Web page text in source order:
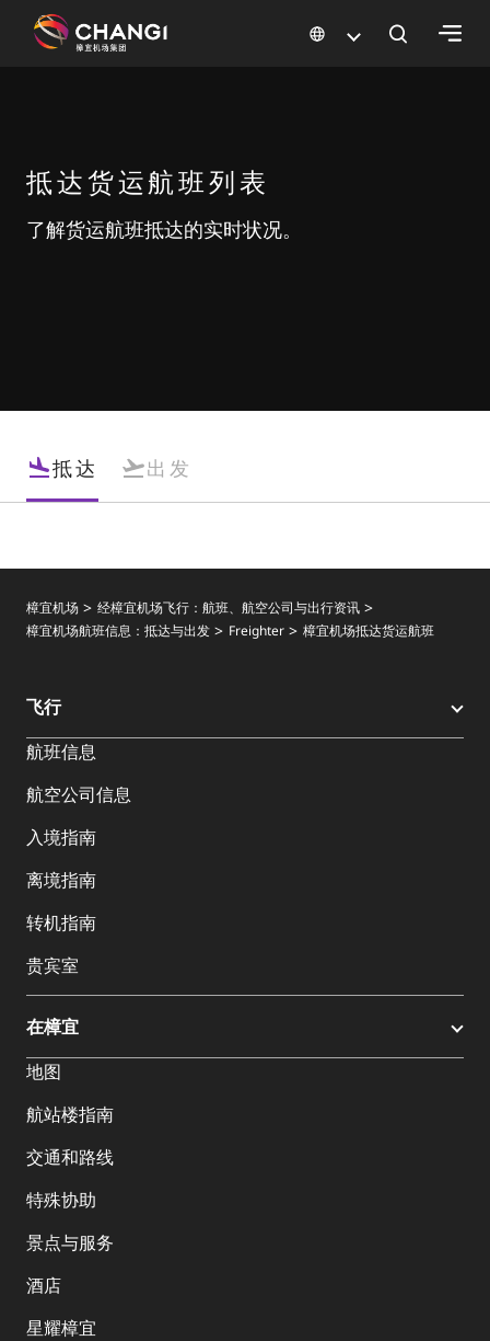
樟
网
言:
抵达货运航班列表
了解货运航班抵达的实时状况。
抵达 出发
樟宜机场
经樟宜机场飞行：航班、航空公司与出行资讯
樟宜机场航班信息：抵达与出发
Freighter 樟宜机场抵达货运航班
飞行
航班信息
航空公司信息
入境指南
离境指南
转机指南
贵宾室
在樟宜
地图
航站楼指南
交通和路线
特殊协助
景点与服务
酒店
星耀樟宜